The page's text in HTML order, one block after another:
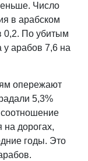
Число
в арабском
0,2. По убитым
арабов 7,6 на
опережают
5,3%
на дорогах,
годы. Это